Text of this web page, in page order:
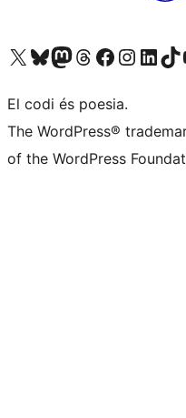
Visiteu el nostre compte X (abans Twitter)
Visiteu el nostre compte de Bluesky
Visiteu el nostre compte al Mastodon
Visiteu el nostre compte de Threads
Visiteu la nostra pàgina al
Visiteu el nostre
Visiteu el nostre
Visiteu el
El codi és poesia.
The WordPress®
of the WordPress